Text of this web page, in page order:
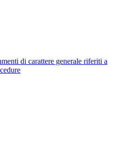
di carattere generale riferiti a